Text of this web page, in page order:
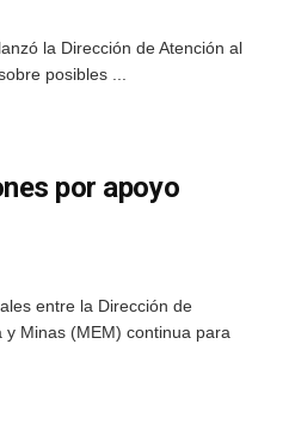
la Dirección de Atención al
posibles ...
por apoyo
entre la Dirección de
Minas (MEM) continua para